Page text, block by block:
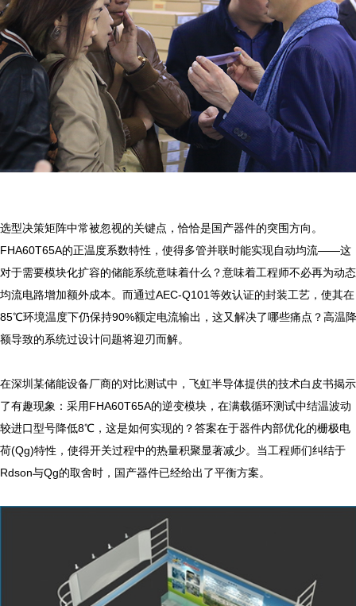
选型决策矩阵中常被忽视的关键点，恰恰是国产器件的突围方向。
FHA60T65A的正温度系数特性，使得多管并联时能实现自动均流——这
对于需要模块化扩容的储能系统意味着什么？意味着工程师不必再为动态
均流电路增加额外成本。而通过AEC-Q101等效认证的封装工艺，使其在
85℃环境温度下仍保持90%额定电流输出，这又解决了哪些痛点？高温降
额导致的系统过设计问题将迎刃而解。
在深圳某储能设备厂商的对比测试中，飞虹半导体提供的技术白皮书揭示
了有趣现象：采用FHA60T65A的逆变模块，在满载循环测试中结温波动
较进口型号降低8℃，这是如何实现的？答案在于器件内部优化的栅极电
荷(Qg)特性，使得开关过程中的热量积聚显著减少。当工程师们纠结于
Rdson与Qg的取舍时，国产器件已经给出了平衡方案。